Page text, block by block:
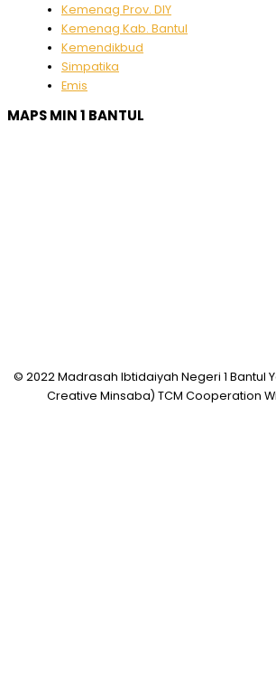
Kemenag Prov. DIY
Kemenag Kab. Bantul
Kemendikbud
Simpatika
Emis
MAPS MIN 1 BANTUL
© 2022 Madrasah Ibtidaiyah Negeri 1 Bantul
Creative Minsaba) TCM Cooperation